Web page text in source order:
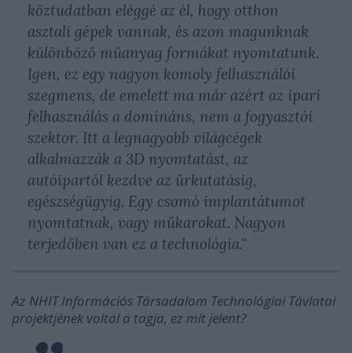
köztudatban eléggé az él, hogy otthon
asztali gépek vannak, és azon magunknak
különböző műanyag formákat nyomtatunk.
Igen, ez egy nagyon komoly felhasználói
szegmens, de emelett ma már azért az ipari
felhasználás a domináns, nem a fogyasztói
szektor. Itt a legnagyobb világcégek
alkalmazzák a 3D nyomtatást, az
autóipartól kezdve az űrkutatásig,
egészségügyig. Egy csomó implantátumot
nyomtatnak, vagy műkarokat. Nagyon
terjedőben van ez a technológia."
Az NHIT Információs Társadalom Technológiai Távlatai
projektjének voltál a tagja, ez mit jelent?